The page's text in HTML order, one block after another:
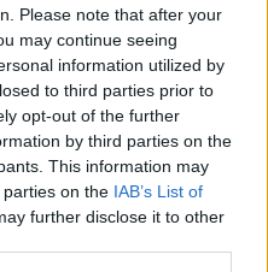
Please note that after your
may continue seeing
information utilized by
to third parties prior to
opt-out of the further
by third parties on the
This information may
on the IAB’s List of
further disclose it to other